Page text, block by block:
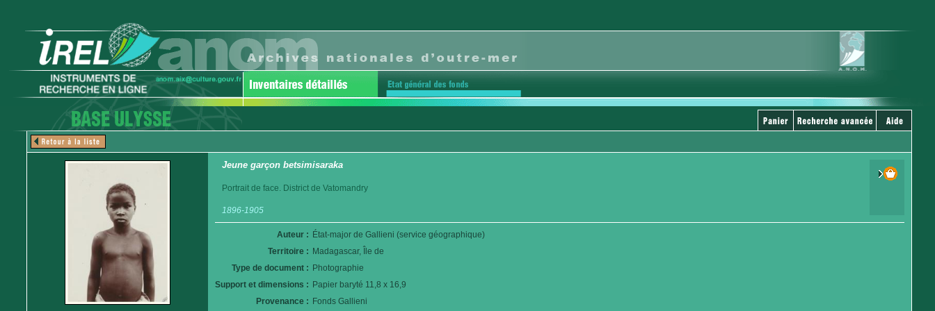
Jeune garçon betsimisaraka
Portrait de face. District de Vatomandry
1896-1905
Auteur : État-major de Gallieni (service géographique)
Territoire : Madagascar, Île de
Type de document : Photographie
Support et dimensions : Papier baryté 11,8 x 16,9
Provenance : Fonds Gallieni